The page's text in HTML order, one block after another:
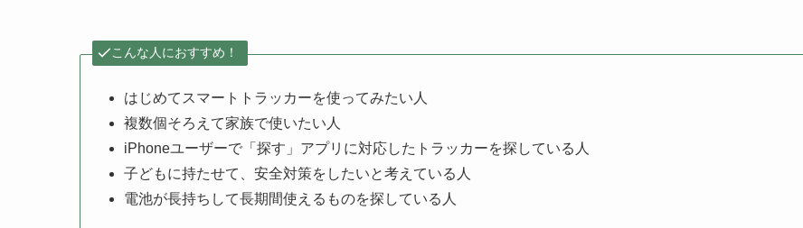
こんな人におすすめ！
はじめてスマートトラッカーを使ってみたい人
複数個そろえて家族で使いたい人
iPhoneユーザーで「探す」アプリに対応したトラッカーを探している人
子どもに持たせて、安全対策をしたいと考えている人
電池が長持ちして長期間使えるものを探している人